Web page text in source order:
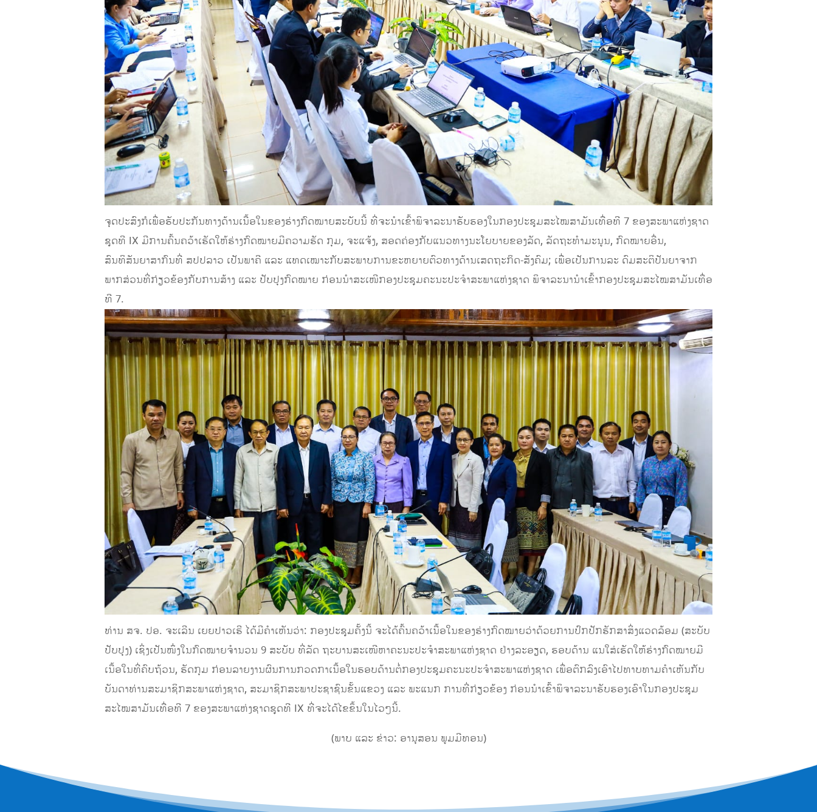
ຈຸດປະສົງກໍເພື່ອຮັບປະກັນທາງດ້ານເນື້ອໃນຂອງຮ່າງກົດໝາຍສະບັບນີ້ ທີ່ຈະນຳເຂົ້າພິຈາລະນາຮັບຮອງໃນກອງປະຊຸມສະໄໝສາມັນເທື່ອທີ 7 ຂອງສະພາແຫ່ງຊາດ
ຊຸດທີ IX ມີການຄົ້ນຄວ້າເຮັດໃຫ້ຮ່າງກົດໝາຍມີຄວາມຮັດ ກຸມ, ຈະແຈ້ງ, ສອດຄ່ອງກັບແນວທາງນະໂຍບາຍຂອງລັດ, ລັດຖະທຳມະນູນ, ກົດໝາຍອື່ນ,
ສົນທິສັນຍາສາກົນທີ່ ສປປລາວ ເປັນພາຄີ ແລະ ແທດເໝາະກັບສະພາບການຂະຫຍາຍຕົວທາງດ້ານເສດຖະກິດ-ສັງຄົມ; ເພື່ອເປັນການລະ ດົມສະຕິປັນຍາຈາກ
ພາກສ່ວນທີ່ກ່ຽວຂ້ອງກັບການສ້າງ ແລະ ປັບປຸງກົດໝາຍ ກ່ອນນຳສະເໜີກອງປະຊຸມຄະນະປະຈຳສະພາແຫ່ງຊາດ ພິຈາລະນານຳເຂົ້າກອງປະຊຸມສະໄໝສາມັນເທື່ອ
ທີ 7.
ທ່ານ ສຈ. ປອ. ຈະເລີນ ເຍຍປາວເຮີ ໄດ້ມີຄໍາເຫັນວ່າ: ກອງປະຊຸມຄັ້ງນີ້ ຈະໄດ້ຄົ້ນຄວ້າເນື້ອໃນຂອງຮ່າງກົດໝາຍວ່າດ້ວຍການປົກປັກຮັກສາສິ່ງແວດລ້ອມ (ສະບັບ
ປັບປຸງ) ເຊິ່ງເປັນໜຶ່ງໃນກົດໝາຍຈຳນວນ 9 ສະບັບ ທີ່ລັດ ຖະບານສະເໜີຫາຄະນະປະຈຳສະພາແຫ່ງຊາດ ຢ່າງລະອຽດ, ຮອບດ້ານ ແນໃສ່ເຮັດໃຫ້ຮ່າງກົດໝາຍມີ
ເນື້ອໃນທີ່ຄົບຖ້ວນ, ຮັດກຸມ ກ່ອນລາຍງານຜົນການກວດກາເນື້ອໃນຮອບດ້ານຕໍ່ກອງປະຊຸມຄະນະປະຈໍາສະພາແຫ່ງຊາດ ເພື່ອຕົກລົງເອົາໄປທາບທາມຄຳເຫັນກັບ
ບັນດາທ່ານສະມາຊິກສະພາແຫ່ງຊາດ, ສະມາຊິກສະພາປະຊາຊົນຂັ້ນແຂວງ ແລະ ພະແນກ ການທີ່ກ່ຽວຂ້ອງ ກ່ອນນຳເຂົ້າພິຈາລະນາຮັບຮອງເອົາໃນກອງປະຊຸມ
ສະໄໝສາມັນເທື່ອທີ 7 ຂອງສະພາແຫ່ງຊາດຊຸດທີ IX ທີ່ຈະໄດ້ໄຂຂຶ້ນໃນໄວໆນີ້.
(ພາບ ແລະ ຂ່າວ: ອານຸສອນ ພູມມີທອນ)